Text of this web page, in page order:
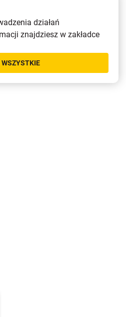
działań
znajdziesz w zakładce